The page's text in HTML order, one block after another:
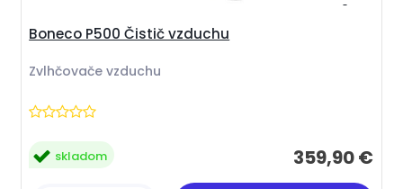
Boneco P500 Čistič vzduchu
Zvlhčovače vzduchu
359,90 €
skladom